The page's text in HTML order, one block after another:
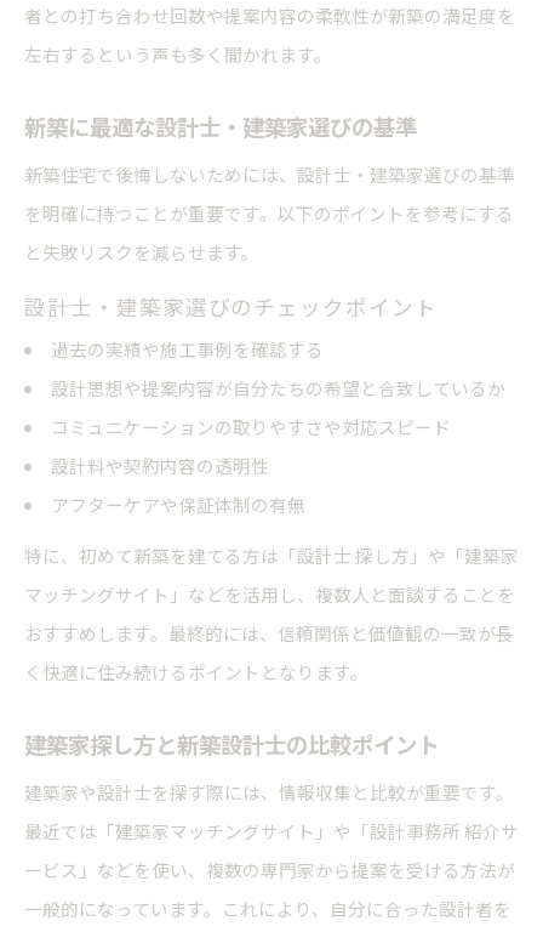
者との打ち合わせ回数や提案内容の柔軟性が新築の満足度を
左右するという声も多く聞かれます。
新築に最適な設計士・建築家選びの基準
新築住宅で後悔しないためには、設計士・建築家選びの基準
を明確に持つことが重要です。以下のポイントを参考にする
と失敗リスクを減らせます。
設計士・建築家選びのチェックポイント
過去の実績や施工事例を確認する
設計思想や提案内容が自分たちの希望と合致しているか
コミュニケーションの取りやすさや対応スピード
設計料や契約内容の透明性
アフターケアや保証体制の有無
特に、初めて新築を建てる方は「設計士 探し方」や「建築家
マッチングサイト」などを活用し、複数人と面談することを
おすすめします。最終的には、信頼関係と価値観の一致が長
く快適に住み続けるポイントとなります。
建築家探し方と新築設計士の比較ポイント
建築家や設計士を探す際には、情報収集と比較が重要です。
最近では「建築家マッチングサイト」や「設計事務所 紹介サ
ービス」などを使い、複数の専門家から提案を受ける方法が
一般的になっています。これにより、自分に合った設計者を